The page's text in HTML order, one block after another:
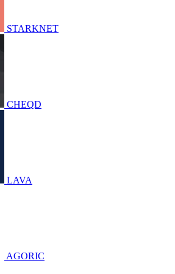
STARKNET
CHEQD
LAVA
AGORIC